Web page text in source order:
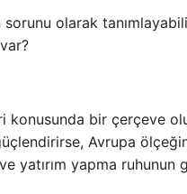
sorunu olarak
konusunda bir çerçeve
Avrupa
yatırım yapma ruhunun